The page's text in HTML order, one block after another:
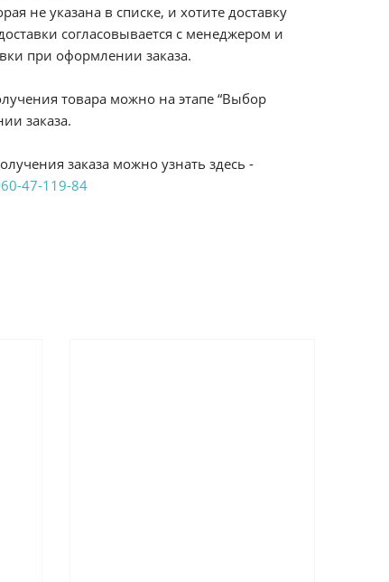
не указана в списке, и хотите доставку
согласовывается с менеджером и
при оформлении заказа.
товара можно на этапе “Выбор
заказа.
заказа можно узнать здесь -
47-119-84
проспект, 6/2 (база КПП)или по
на расчетный счет при онлайн
узнать здесь - "Оплата"